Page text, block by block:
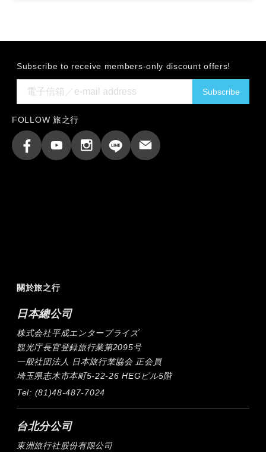
關於旅之行
日本總公司
株式会社平成エンタープライズ
観光庁長官登録旅行業第2095号
一般社団法人 日本旅行業協会 正会員
埼玉県志木市本町5-22-26 HEGビル5階
Tel: (81)48-487-7024
台北分公司
東洲旅行社股份有限公司
Subscribe to receive members-only discount offers!
Subscribe
FOLLOW 旅之行